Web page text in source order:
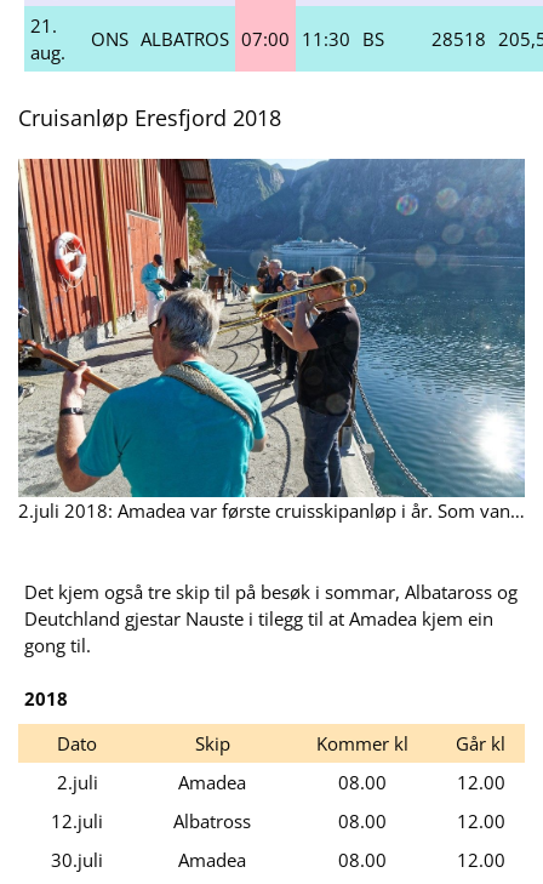
21.
aug.
ONS ALBATROS 07:00 11:30 BS 28518
Cruisanløp Eresfjord 2018
2.juli 2018: Amadea var første cruisskipanløp i år. Som vanleg vart dei velkomen til land på kaia på Nauste med musikk i regi av Finn Haukebø og Gunnar Bech.
Det kjem også tre skip til på besøk i sommar, Albataross og
Deutchland gjestar Nauste i tilegg til at Amadea kjem ein
gong til.
2018
Dato
Skip Kommer kl
Går kl
2.juli
Amadea 08.00
12.00
12.juli
Albatross 08.00
12.00
30.juli
Amadea 08.00
12.00